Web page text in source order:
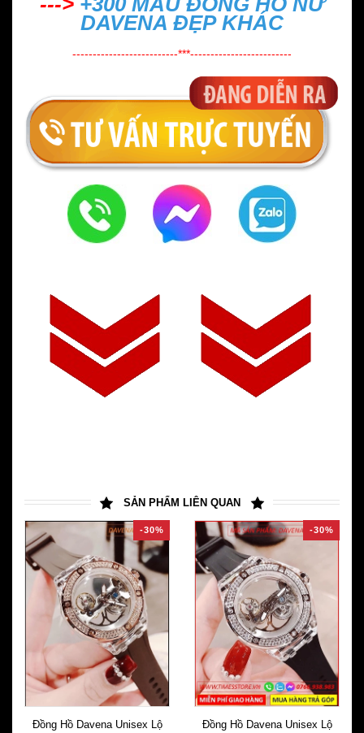
DAVENA ĐẸPKHÁC
--------------------------***-------------------------
SẢN PHẨM LIÊN QUAN
-30%
Đồng Hồ Davena Unisex Lộ
-30%
Đồng Hồ Davena Unisex Lộ